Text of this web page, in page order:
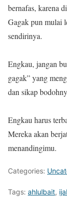
bernafas, karena
Gagak pun mulai
sendirinya.
Engkau, jangan
gagak” yang
dan sikap
Engkau harus
Mereka akan
menandingimu.
Categories:
Tags: ahlulbait,